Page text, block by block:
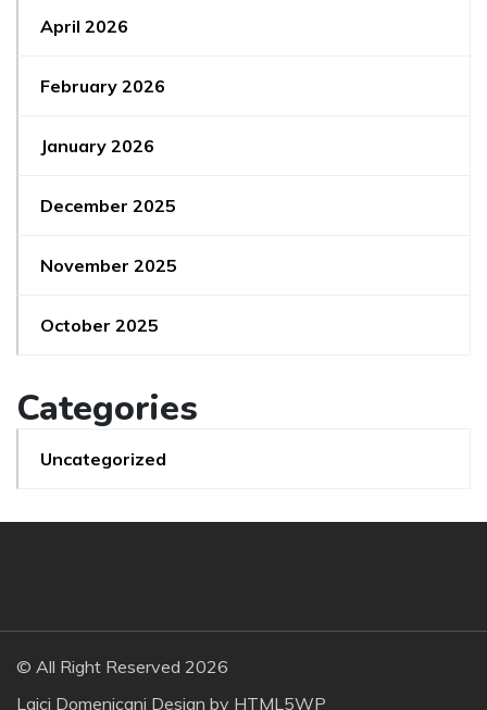
April 2026
February 2026
January 2026
December 2025
November 2025
October 2025
Categories
Uncategorized
© All Right Reserved 2026
Laici Domenicani Design by HTML5WP